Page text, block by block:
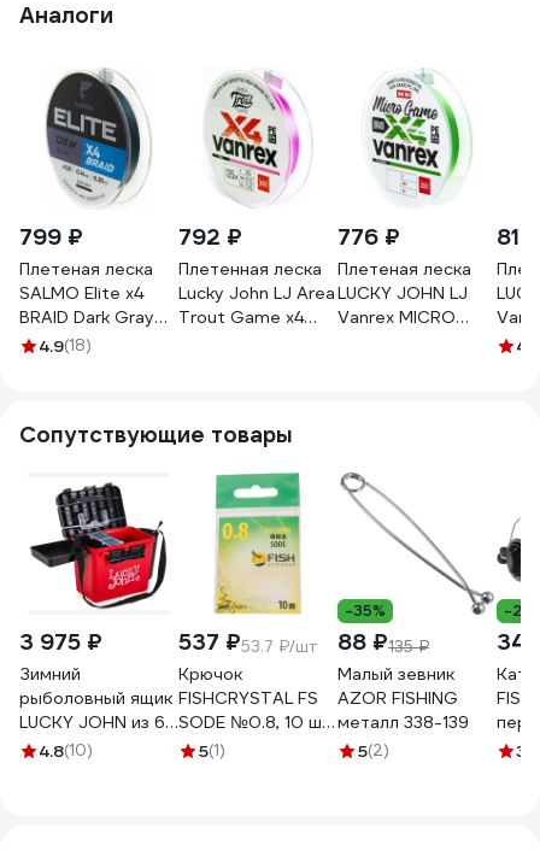
Аналоги
799 ₽
Плетеная леска
SALMO Elite х4
BRAID Dark Gray
125/014 4950-014
4.9(18)
792 ₽
Плетенная леска
Lucky John LJ Area
Trout Game х4
776 ₽
Плетеная леска
LUCKY JOHN LJ
Vanrex MICRO
4.6
Сопутствующие товары
3 975 ₽
Зимний
рыболовный ящик
LUCKY JOHN из 6-
ти частей LJ2050
4.8(10)
537 ₽53.7 ₽/шт
Крючок
FISHCRYSTAL FS
SODE №0.8, 10 шт
10006-008F
5(1)
-35%
88 ₽135 ₽
Малый зевник
AZOR FISHING
металл 338-139
5(2)
-
FISHING
3